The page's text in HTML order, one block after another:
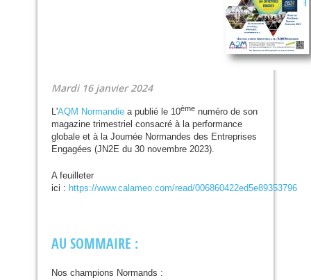
Mardi 16 janvier 2024
L'AQM Normandie a publié le 10ème numéro de son
magazine trimestriel consacré à la performance
globale et à la Journée Normandes des Entreprises
Engagées (JN2E du 30 novembre 2023).
A feuilleter
ici : https://www.calameo.com/read/006860422ed5e89353796
AU SOMMAIRE :
Nos champions Normands :